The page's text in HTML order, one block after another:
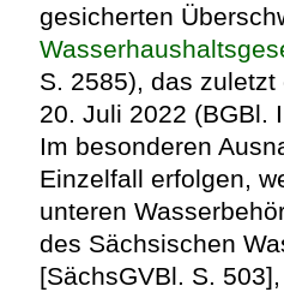
gesicherten
S. 2585), das
20. Juli 2022 (BGBl.
Im besonderen
Einzelfall erfolgen,
unteren
des Sächsischen
[SächsGVBl. S.